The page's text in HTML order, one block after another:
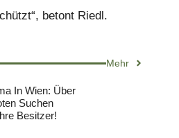
betont Riedl.
Mehr
In Wien: Über
Suchen
Besitzer!